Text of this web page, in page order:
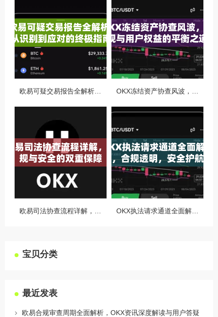
宝贝分类
最近发表
欧易合规审查周期全面解析，OKX资讯深度解读与用户答疑